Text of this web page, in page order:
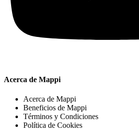
Acerca de Mappi
Acerca de Mappi
Beneficios de Mappi
Términos y Condiciones
Política de Cookies